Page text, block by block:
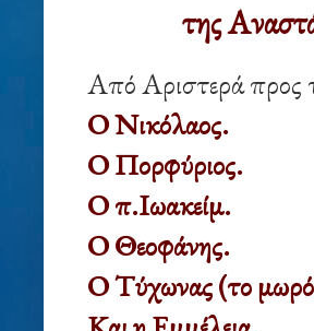
της
Από Αριστερά προς
Ο Νικόλαος.
Ο Πορφύριος.
Ο π.Ιωακείμ.
Ο Θεοφάνης.
Ο Τύχωνας (το